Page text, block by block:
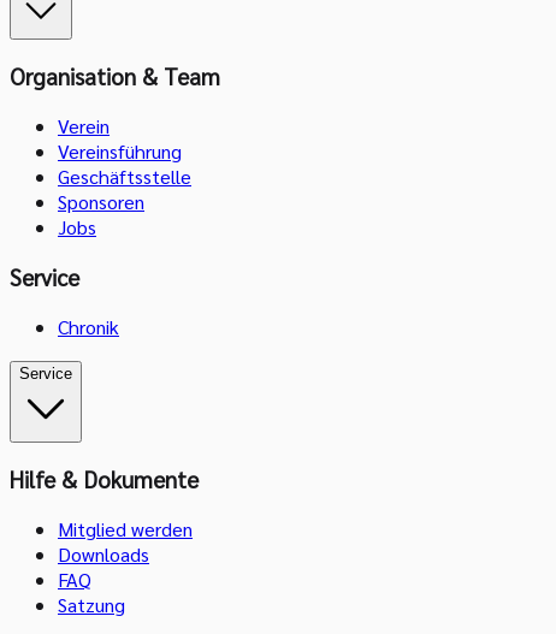
Organisation & Team
Verein
Vereinsführung
Geschäftsstelle
Sponsoren
Jobs
Service
Chronik
Service
Hilfe & Dokumente
Mitglied werden
Downloads
FAQ
Satzung